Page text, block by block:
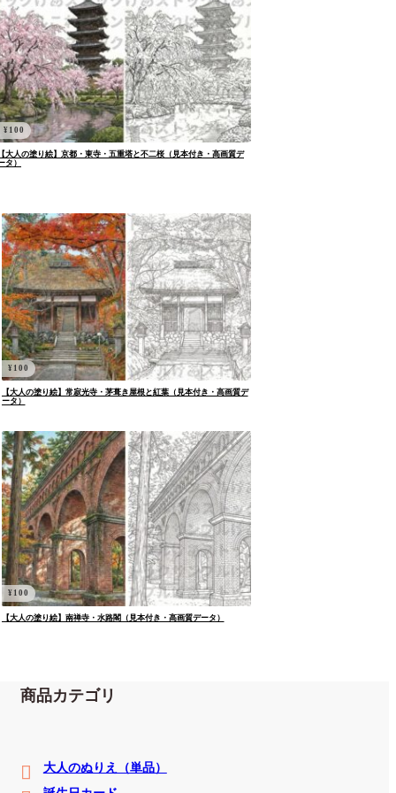
¥ 100
大人の塗り絵】京都・東寺・五重塔と不二桜（見本付き・高画質デ
タ）
¥ 100
【大人の塗り絵】常寂光寺・茅葺き屋根と紅葉（見本付き・高画質デ
ータ）
¥ 100
【大人の塗り絵】南禅寺・水路閣（見本付き・高画質データ）
商品カテゴリ
大人のぬりえ（単品）